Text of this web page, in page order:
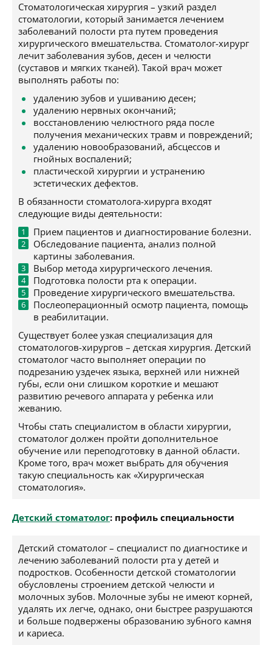
Стоматологическая хирургия – узкий раздел
стоматологии, который занимается лечением
заболеваний полости рта путем проведения
хирургического вмешательства. Стоматолог-хирург
лечит заболевания зубов, десен и челюсти
(суставов и мягких тканей). Такой врач может
выполнять работы по:
удалению зубов и ушиванию десен;
удалению нервных окончаний;
восстановлению челюстного ряда после
получения механических травм и повреждений;
удалению новообразований, абсцессов и
гнойных воспалений;
пластической хирургии и устранению
эстетических дефектов.
В обязанности стоматолога-хирурга входят
следующие виды деятельности:
Прием пациентов и диагностирование болезни.
Обследование пациента, анализ полной
картины заболевания.
Выбор метода хирургического лечения.
Подготовка полости рта к операции.
Проведение хирургического вмешательства.
Послеоперационный осмотр пациента, помощь
в реабилитации.
Существует более узкая специализация для
стоматологов-хирургов – детская хирургия. Детский
стоматолог часто выполняет операции по
подрезанию уздечек языка, верхней или нижней
губы, если они слишком короткие и мешают
развитию речевого аппарата у ребенка или
жеванию.
Чтобы стать специалистом в области хирургии,
стоматолог должен пройти дополнительное
обучение или переподготовку в данной области.
Кроме того, врач может выбрать для обучения
такую специальность как «Хирургическая
стоматология».
Детский стоматолог: профиль специальности
Детский стоматолог – специалист по диагностике и
лечению заболеваний полости рта у детей и
подростков. Особенности детской стоматологии
обусловлены строением детской челюсти и
молочных зубов. Молочные зубы не имеют корней,
удалять их легче, однако, они быстрее разрушаются
и больше подвержены образованию зубного камня
и кариеса.